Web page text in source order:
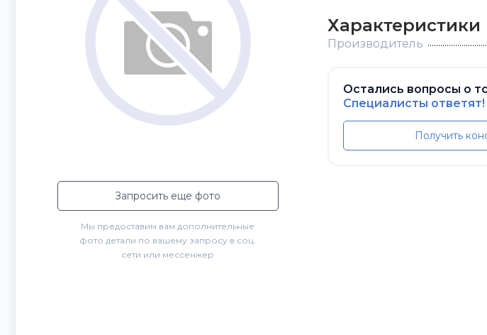
Запросить еще фото
Мы предоставим вам дополнительные
фото детали по вашему запросу в соц.
сети или мессенжер
Характеристики
Производитель
Остались вопросы о
Специалисты ответят!
Получить